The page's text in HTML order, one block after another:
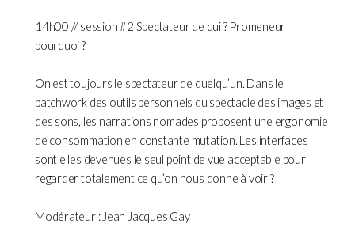
14h00 // session #2 Spectateur de qui ? Promeneur
pourquoi ?
On est toujours le spectateur de quelqu’un. Dans le
patchwork des outils personnels du spectacle des images et
des sons, les narrations nomades proposent une ergonomie
de consommation en constante mutation. Les interfaces
sont elles devenues le seul point de vue acceptable pour
regarder totalement ce qu’on nous donne à voir ?
Modérateur : Jean Jacques Gay